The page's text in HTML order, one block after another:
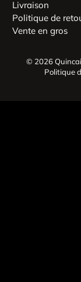
Livraison
Politique de
Vente en gros
© 2026
Politique